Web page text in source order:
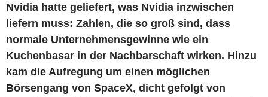
Nvidia hatte geliefert, was Nvidia inzwischen
liefern muss: Zahlen, die so groß sind, dass
normale Unternehmensgewinne wie ein
Kuchenbasar in der Nachbarschaft wirken. Hinzu
kam die Aufregung um einen möglichen
Börsengang von SpaceX, dicht gefolgt von